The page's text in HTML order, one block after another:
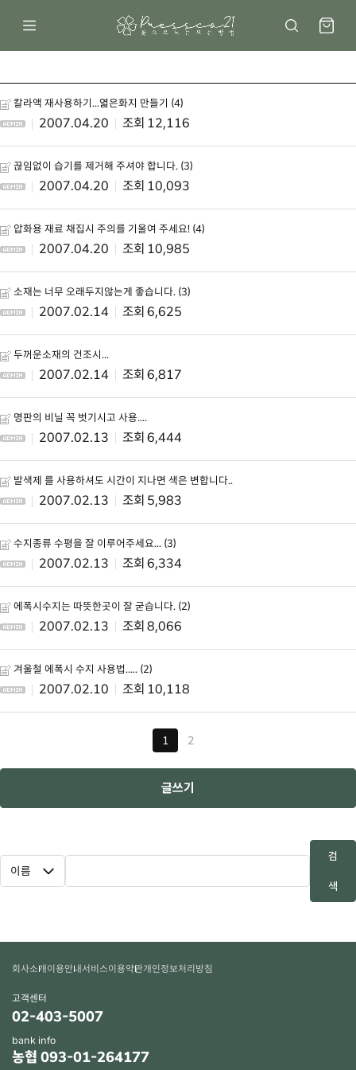
칼라액 재사용하기...엷은화지 만들기 (4)
2007.04.20 12,116
끊임없이 습기를 제거해 주셔야 합니다. (3)
2007.04.20 10,093
압화용 재료 채집시 주의를 기울여 주세요! (4)
2007.04.20 10,985
소재는 너무 오래두지않는게 좋습니다. (3)
2007.02.14 6,625
두꺼운소재의 건조시...
2007.02.14 6,817
명판의 비닐 꼭 벗기시고 사용....
2007.02.13 6,444
발색제 를 사용하셔도 시간이 지나면 색은 변합니다..
2007.02.13 5,983
수지종류 수평을 잘 이루어주세요... (3)
2007.02.13 6,334
에폭시수지는 따뜻한곳이 잘 굳습니다. (2)
2007.02.13 8,066
겨울철 에폭시 수지 사용법..... (2)
2007.02.10 10,118
1 2
글쓰기
검
색
회사소개이용안내서비스이용약관개인정보처리방침
고객센터
02-403-5007
bank info
농협 093-01-264177